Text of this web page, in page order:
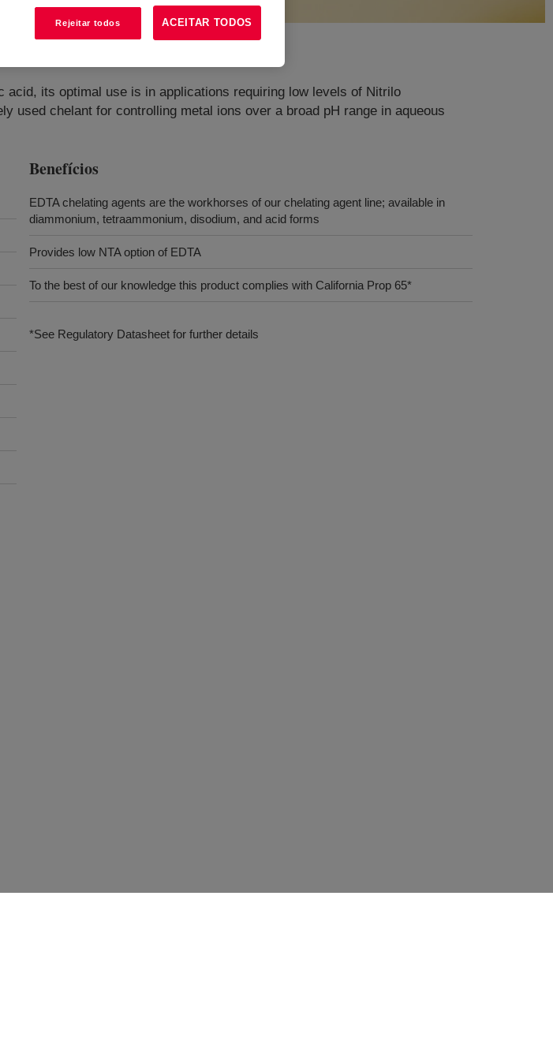
its optimal use is in applications requiring low levels of Nitrilo
used chelant for controlling metal ions over a broad pH range in aqueous
Benefícios
EDTA chelating agents are the workhorses of our chelating agent line; available in
diammonium, tetraammonium, disodium, and acid forms
Provides low NTA option of EDTA
To the best of our knowledge this product complies with California Prop 65*
*See Regulatory Datasheet for further details
Rejeitar todos ACEITAR TODOS